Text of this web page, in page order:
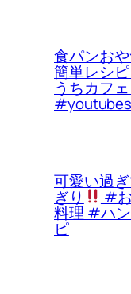
食パンお
簡単レシ
うちカフ
可愛い過
ぎり #
料理 #ハ
ピ